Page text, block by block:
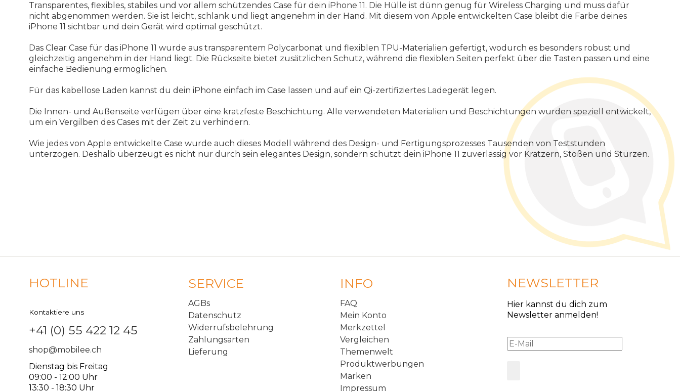
Transparentes, flexibles, stabiles und vor allem schützendes Case für dein iPhone 11. Die Hülle ist dünn genug für Wireless Charging und muss dafür
nicht abgenommen werden. Sie ist leicht, schlank und liegt angenehm in der Hand. Mit diesem von Apple entwickelten Case bleibt die Farbe deines
iPhone 11 sichtbar und dein Gerät wird optimal geschützt.
Das Clear Case für das iPhone 11 wurde aus transparentem Polycarbonat und flexiblen TPU-Materialien gefertigt, wodurch es besonders robust und
gleichzeitig angenehm in der Hand liegt. Die Rückseite bietet zusätzlichen Schutz, während die flexiblen Seiten perfekt über die Tasten passen und eine
einfache Bedienung ermöglichen.
Für das kabellose Laden kannst du dein iPhone einfach im Case lassen und auf ein Qi-zertifiziertes Ladegerät legen.
Die Innen- und Außenseite verfügen über eine kratzfeste Beschichtung. Alle verwendeten Materialien und Beschichtungen wurden speziell entwickelt,
um ein Vergilben des Cases mit der Zeit zu verhindern.
Wie jedes von Apple entwickelte Case wurde auch dieses Modell während des Design- und Fertigungsprozesses Tausenden von Teststunden
unterzogen. Deshalb überzeugt es nicht nur durch sein elegantes Design, sondern schützt dein iPhone 11 zuverlässig vor Kratzern, Stößen und Stürzen.
HOTLINE
Kontaktiere uns
+41 (0) 55 422 12 45
shop@mobilee.ch
Dienstag bis Freitag
09:00 - 12:00 Uhr
13:30 - 18:30 Uhr
SERVICE
AGBs
Datenschutz
Widerrufsbelehrung
Zahlungsarten
Lieferung
INFO
FAQ
Mein Konto
Merkzettel
Vergleichen
Themenwelt
Produktwerbungen
Marken
Impressum
NEWSLETTER
Hier kannst du dich zum
Newsletter anmelden!